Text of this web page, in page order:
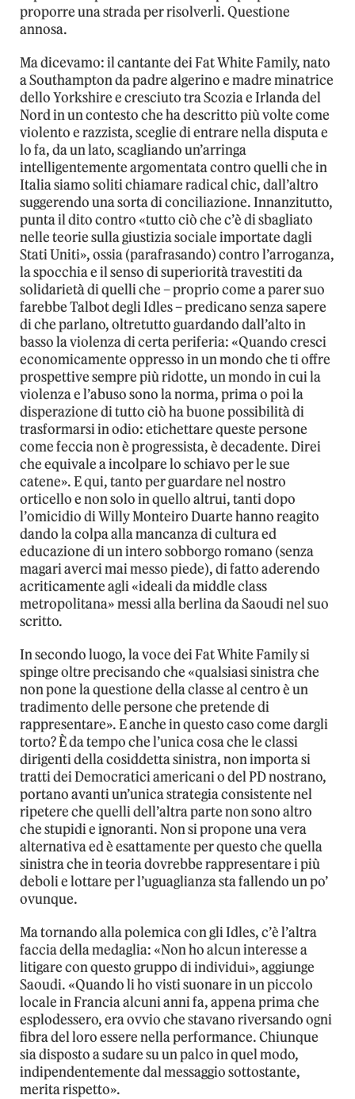
proporre una strada per risolverli. Questione
annosa.
Ma dicevamo: il cantante dei Fat White Family, nato
a Southampton da padre algerino e madre minatrice
dello Yorkshire e cresciuto tra Scozia e Irlanda del
Nord in un contesto che ha descritto più volte come
violento e razzista, sceglie di entrare nella disputa e
lo fa, da un lato, scagliando un’arringa
intelligentemente argomentata contro quelli che in
Italia siamo soliti chiamare radical chic, dall’altro
suggerendo una sorta di conciliazione. Innanzitutto,
punta il dito contro «tutto ciò che c’è di sbagliato
nelle teorie sulla giustizia sociale importate dagli
Stati Uniti», ossia (parafrasando) contro l’arroganza,
la spocchia e il senso di superiorità travestiti da
solidarietà di quelli che – proprio come a parer suo
farebbe Talbot degli Idles – predicano senza sapere
di che parlano, oltretutto guardando dall’alto in
basso la violenza di certa periferia: «Quando cresci
economicamente oppresso in un mondo che ti offre
prospettive sempre più ridotte, un mondo in cui la
violenza e l’abuso sono la norma, prima o poi la
disperazione di tutto ciò ha buone possibilità di
trasformarsi in odio: etichettare queste persone
come feccia non è progressista, è decadente. Direi
che equivale a incolpare lo schiavo per le sue
catene». E qui, tanto per guardare nel nostro
orticello e non solo in quello altrui, tanti dopo
l’omicidio di Willy Monteiro Duarte hanno reagito
dando la colpa alla mancanza di cultura ed
educazione di un intero sobborgo romano (senza
magari averci mai messo piede), di fatto aderendo
acriticamente agli «ideali da middle class
metropolitana» messi alla berlina da Saoudi nel suo
scritto.
In secondo luogo, la voce dei Fat White Family si
spinge oltre precisando che «qualsiasi sinistra che
non pone la questione della classe al centro è un
tradimento delle persone che pretende di
rappresentare». E anche in questo caso come dargli
torto? È da tempo che l’unica cosa che le classi
dirigenti della cosiddetta sinistra, non importa si
tratti dei Democratici americani o del PD nostrano,
portano avanti un’unica strategia consistente nel
ripetere che quelli dell’altra parte non sono altro
che stupidi e ignoranti. Non si propone una vera
alternativa ed è esattamente per questo che quella
sinistra che in teoria dovrebbe rappresentare i più
deboli e lottare per l’uguaglianza sta fallendo un po’
ovunque.
Ma tornando alla polemica con gli Idles, c’è l’altra
faccia della medaglia: «Non ho alcun interesse a
litigare con questo gruppo di individui», aggiunge
Saoudi. «Quando li ho visti suonare in un piccolo
locale in Francia alcuni anni fa, appena prima che
esplodessero, era ovvio che stavano riversando ogni
fibra del loro essere nella performance. Chiunque
sia disposto a sudare su un palco in quel modo,
indipendentemente dal messaggio sottostante,
merita rispetto».